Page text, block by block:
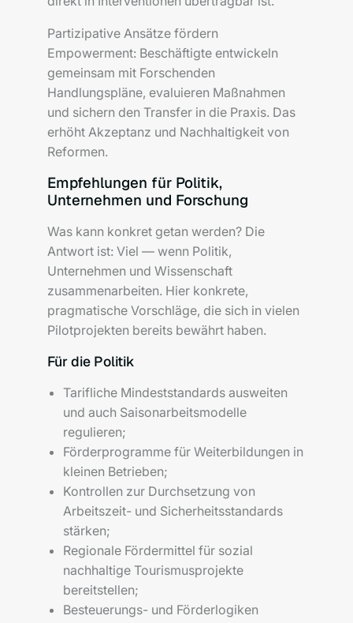
Partizipative Ansätze fördern
Empowerment: Beschäftigte entwickeln
gemeinsam mit Forschenden
Handlungspläne, evaluieren Maßnahmen
und sichern den Transfer in die Praxis. Das
erhöht Akzeptanz und Nachhaltigkeit von
Reformen.
Empfehlungen für Politik,
Unternehmen und Forschung
Was kann konkret getan werden? Die
Antwort ist: Viel — wenn Politik,
Unternehmen und Wissenschaft
zusammenarbeiten. Hier konkrete,
pragmatische Vorschläge, die sich in vielen
Pilotprojekten bereits bewährt haben.
Für die Politik
Tarifliche Mindeststandards ausweiten
und auch Saisonarbeitsmodelle
regulieren;
Förderprogramme für Weiterbildungen in
kleinen Betrieben;
Kontrollen zur Durchsetzung von
Arbeitszeit- und Sicherheitsstandards
stärken;
Regionale Fördermittel für sozial
nachhaltige Tourismusprojekte
bereitstellen;
Besteuerungs- und Förderlogiken